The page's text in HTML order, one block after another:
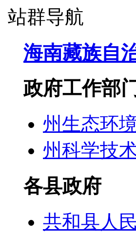
站群导航
海南藏族自
政府工作部
州生态环
州科学技
各县政府
共和县人